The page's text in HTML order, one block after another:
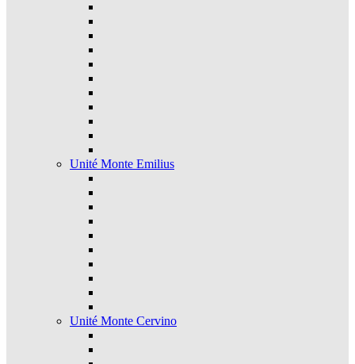
Unité Monte Emilius
Unité Monte Cervino